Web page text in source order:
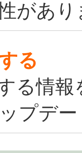
があり
る
る情
プデ